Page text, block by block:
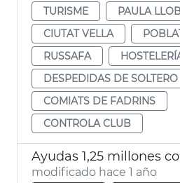
TURISME
PAULA
CIUTAT VELLA
RUSSAFA
DESPEDIDAS DE SOLTERO
COMIATS DE FADRINS
CONTROLA CLUB
modificado hace 1 año